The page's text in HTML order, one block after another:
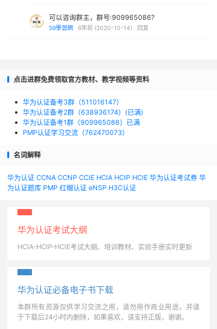
可以咨询群主，群号:909965086?
59學習網 6年前 (2020-10-14) 回复
点击进群免费领取官方教材、教学视频等资料
华为认证备考3群（511016147）
华为认证备考2群（638936174）(已满)
华为认证备考1群（909965086）已满
PMP认证学习交流（762470073）
名词解释
华为认证 CCNA CCNP CCIE HCIA HCIP HCIE 华为认证考试券 华
为认证题库 PMP 红帽认证 eNSP H3C认证
华为认证考试大纲
HCIA-HCIP-HCIE考试大纲、培训教材、实验手册实时更新
华为认证必备电子书下载
本群所有资源仅供学习交流之用，请勿用作商业用途，并请
于下载后24小时内删除，如果喜欢，请支持正版，谢谢。